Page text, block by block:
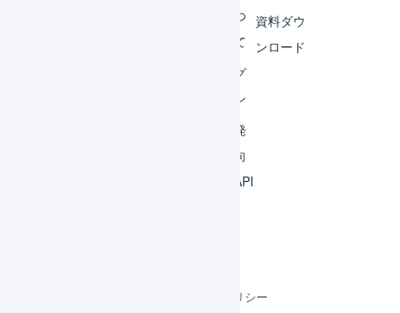
につ
いて
ログ
イン
開発
者向
けAPI
資料ダウ
ンロード
プライバシーポリシー